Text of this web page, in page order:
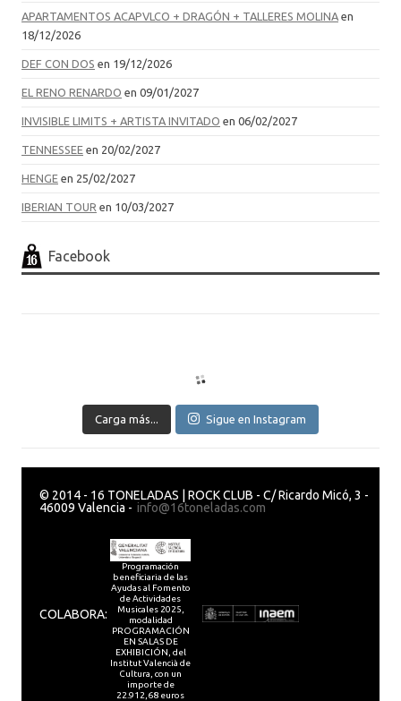
APARTAMENTOS ACAPVLCO + DRAGÓN + TALLERES MOLINA en
18/12/2026
DEF CON DOS en 19/12/2026
EL RENO RENARDO en 09/01/2027
INVISIBLE LIMITS + ARTISTA INVITADO en 06/02/2027
TENNESSEE en 20/02/2027
HENGE en 25/02/2027
IBERIAN TOUR en 10/03/2027
Facebook
Carga más... Sigue en Instagram
© 2014 - 16 TONELADAS | ROCK CLUB - C/ Ricardo Micó, 3 -
46009 Valencia - info@16toneladas.com
COLABORA:
Programación
beneficiaria de las
Ayudas al Fomento
de Actividades
Musicales 2025,
modalidad
PROGRAMACIÓN
EN SALAS DE
EXHIBICIÓN, del
Institut Valencià de
Cultura, con un
importe de
22.912,68 euros